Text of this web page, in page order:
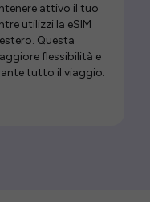
attivo il tuo
utilizzi la eSIM
Questa
flessibilità e
tutto il viaggio.